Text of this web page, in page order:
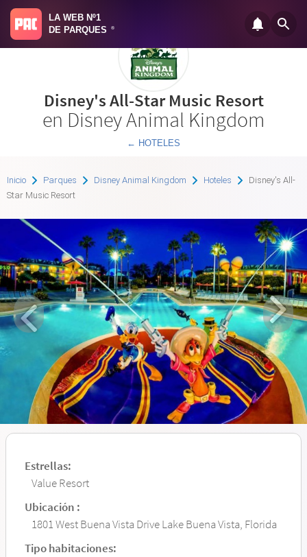
LA WEB Nº1
DE PARQUES
®
Disney's All-Star Music Resort
en Disney Animal Kingdom
← HOTELES
Inicio Parques Disney Animal Kingdom Hoteles
Disney's All-
Star Music Resort
Estrellas:
Value Resort
Ubicación :
1801 West Buena Vista Drive Lake Buena Vista, Florida
Tipo habitaciones: